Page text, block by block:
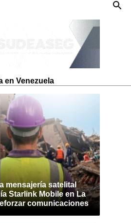
en Venezuela
mensajería satelital
Starlink Mobile en La
comunicaciones